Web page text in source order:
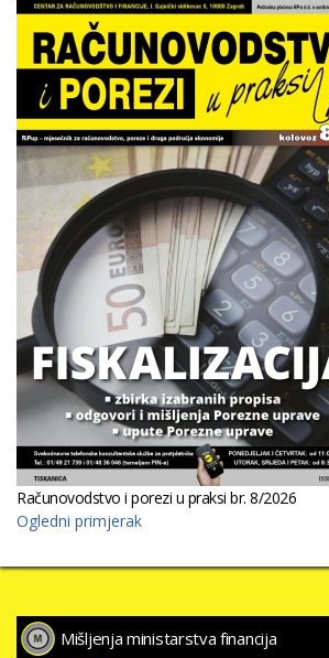
Računovodstvo i porezi u praksi br. 8/2026
Ogledni primjerak
Mišljenja ministarstva financija